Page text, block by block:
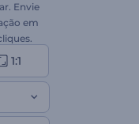
Envie
em
para
1:1